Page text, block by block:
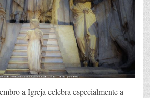
a Igreja celebra especialmente a